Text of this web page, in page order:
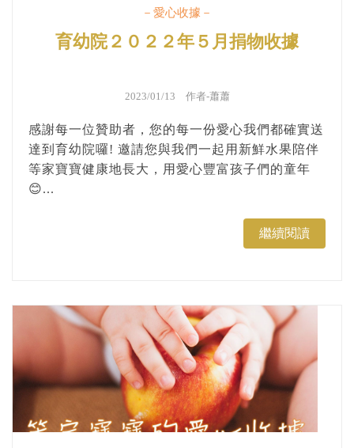
－愛心收據－
育幼院２０２２年５月捐物收據
2023/01/13 作者-蕭蕭
感謝每一位贊助者，您的每一份愛心我們都確實送
達到育幼院囉! 邀請您與我們一起用新鮮水果陪伴
等家寶寶健康地長大，用愛心豐富孩子們的童年
😊...
繼續閱讀